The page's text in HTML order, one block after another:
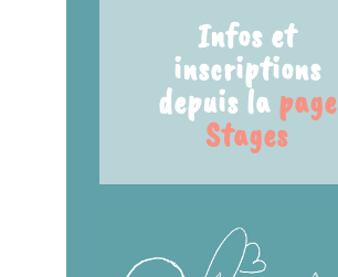
Infos et
inscriptions
depuis la page
Stages